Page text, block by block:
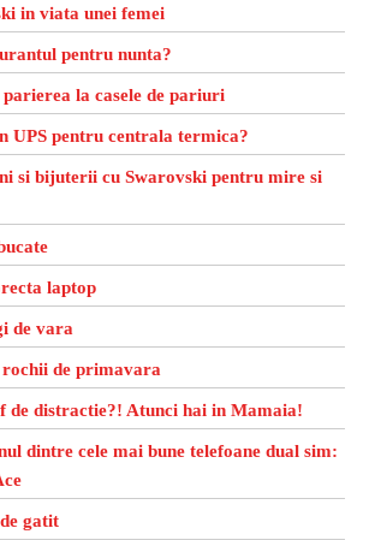
in viata unei femei
pentru nunta?
la casele de pariuri
UPS pentru centrala termica?
si bijuterii cu Swarovski pentru mire si
laptop
de vara
de primavara
de distractie?! Atunci hai in Mamaia!
dintre cele mai bune telefoane dual sim:
gatit